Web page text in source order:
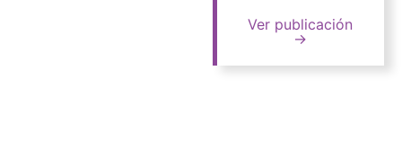
Ver publicación
→